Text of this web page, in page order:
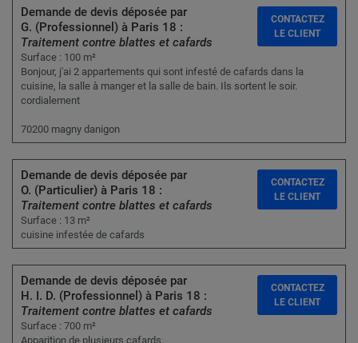
Demande de devis déposée par
G. (Professionnel) à Paris 18 :
Traitement contre blattes et cafards
Surface : 100 m²
Bonjour, j'ai 2 appartements qui sont infesté de cafards dans la
cuisine, la salle à manger et la salle de bain. Ils sortent le soir.
cordialement
70200 magny danigon
CONTACTEZ
LE CLIENT
Demande de devis déposée par
O. (Particulier) à Paris 18 :
Traitement contre blattes et cafards
Surface : 13 m²
cuisine infestée de cafards
CONTACTEZ
LE CLIENT
Demande de devis déposée par
H. I. D. (Professionnel) à Paris 18 :
Traitement contre blattes et cafards
Surface : 700 m²
Apparition de plusieurs cafards
CONTACTEZ
LE CLIENT